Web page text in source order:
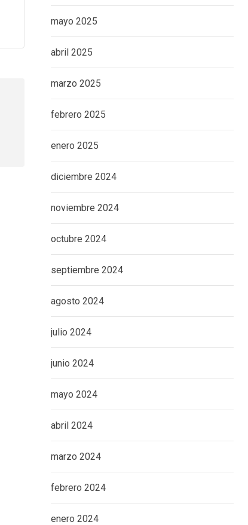
mayo 2025
abril 2025
marzo 2025
febrero 2025
enero 2025
diciembre 2024
noviembre 2024
octubre 2024
septiembre 2024
agosto 2024
julio 2024
junio 2024
mayo 2024
abril 2024
marzo 2024
febrero 2024
enero 2024